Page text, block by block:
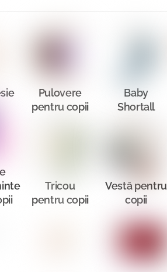
Pulovere
pentru copii
Tricou
pentru copii
Baby
Shortall
Vestă pentru
copii